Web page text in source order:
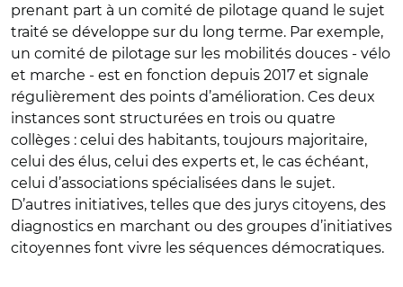
prenant part à un comité de pilotage quand le sujet
traité se développe sur du long terme. Par exemple,
un comité de pilotage sur les mobilités douces - vélo
et marche - est en fonction depuis 2017 et signale
régulièrement des points d’amélioration. Ces deux
instances sont structurées en trois ou quatre
collèges : celui des habitants, toujours majoritaire,
celui des élus, celui des experts et, le cas échéant,
celui d’associations spécialisées dans le sujet.
D’autres initiatives, telles que des jurys citoyens, des
diagnostics en marchant ou des groupes d’initiatives
citoyennes font vivre les séquences démocratiques.